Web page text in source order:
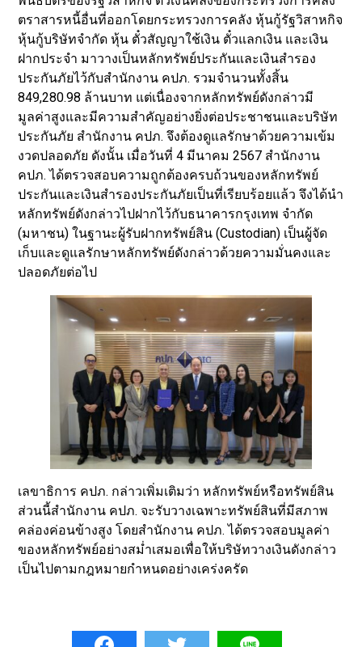
ตราสารหนี้อื่นที่ออกโดยกระทรวงการคลัง หุ้นกู้รัฐวิสาหกิจ
หุ้นกู้บริษัทจำกัด หุ้น ตั๋วสัญญาใช้เงิน ตั๋วแลกเงิน และเงิน
ฝากประจำ มาวางเป็นหลักทรัพย์ประกันและเงินสำรอง
ประกันภัยไว้กับสำนักงาน คปภ. รวมจำนวนทั้งสิ้น
849,280.98 ล้านบาท แต่เนื่องจากหลักทรัพย์ดังกล่าวมี
มูลค่าสูงและมีความสำคัญอย่างยิ่งต่อประชาชนและบริษัท
ประกันภัย สำนักงาน คปภ. จึงต้องดูแลรักษาด้วยความเข้ม
งวดปลอดภัย ดังนั้น เมื่อวันที่ 4 มีนาคม 2567 สำนักงาน
คปภ. ได้ตรวจสอบความถูกต้องครบถ้วนของหลักทรัพย์
ประกันและเงินสำรองประกันภัยเป็นที่เรียบร้อยแล้ว จึงได้นำ
หลักทรัพย์ดังกล่าวไปฝากไว้กับธนาคารกรุงเทพ จำกัด
(มหาชน) ในฐานะผู้รับฝากทรัพย์สิน (Custodian) เป็นผู้จัด
เก็บและดูแลรักษาหลักทรัพย์ดังกล่าวด้วยความมั่นคงและ
ปลอดภัยต่อไป
เลขาธิการ คปภ. กล่าวเพิ่มเติมว่า หลักทรัพย์หรือทรัพย์สิน
ส่วนนี้สำนักงาน คปภ. จะรับวางเฉพาะทรัพย์สินที่มีสภาพ
คล่องค่อนข้างสูง โดยสำนักงาน คปภ. ได้ตรวจสอบมูลค่า
ของหลักทรัพย์อย่างสม่ำเสมอเพื่อให้บริษัทวางเงินดังกล่าว
เป็นไปตามกฎหมายกำหนดอย่างเคร่งครัด